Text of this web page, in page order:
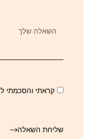
קראתי והסכמתי ל
שליחת השאלה